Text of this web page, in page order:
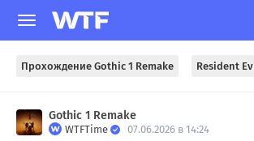
Прохождение Gothic 1 Remake Resident
Gothic 1 Remake
WTFTime 07.06.2026 в 14:24